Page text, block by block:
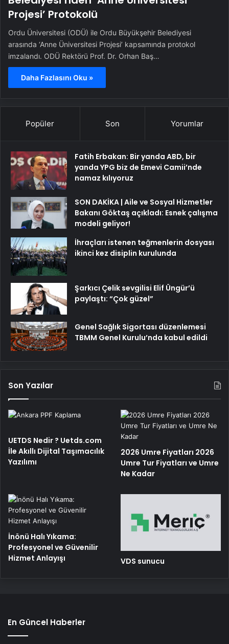
Projesi’ Protokolü
Ordu Üniversitesi (ODÜ) ile Ordu Büyükşehir Belediyesi
arasında ‘Anne Üniversitesi Projesi’ kapsamında protokol
imzalandı. ODÜ Rektörü Prof. Dr. Orhan Baş…
Daha Fazlasını Oku »
Popüler Son Yorumlar
Fatih Erbakan: Bir yanda ABD, bir
yanda YPG biz de Emevi Camii’nde
namaz kılıyoruz
SON DAKİKA | Aile ve Sosyal Hizmetler
Bakanı Göktaş açıkladı: Esnek çalışma
modeli geliyor!
İhraçları istenen teğmenlerin dosyası
ikinci kez disiplin kurulunda
Şarkıcı Çelik sevgilisi Elif Üngür’ü
paylaştı: “Çok güzel”
Genel Sağlık Sigortası düzenlemesi
TBMM Genel Kurulu’nda kabul edildi
Son Yazılar
UETDS Nedir ? Uetds.com
İle Akıllı Dijital Taşımacılık
Yazılımı
2026 Umre Fiyatları 2026
Umre Tur Fiyatları ve Umre
Ne Kadar
İnönü Halı Yıkama:
Profesyonel ve Güvenilir
Hizmet Anlayışı
VDS sunucu
En Güncel Haberler